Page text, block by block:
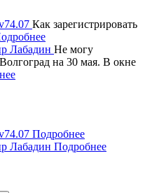
Как зарегистрировать
Лабадин Не могу
на 30 мая. В окне
Подробнее
Лабадин Подробнее